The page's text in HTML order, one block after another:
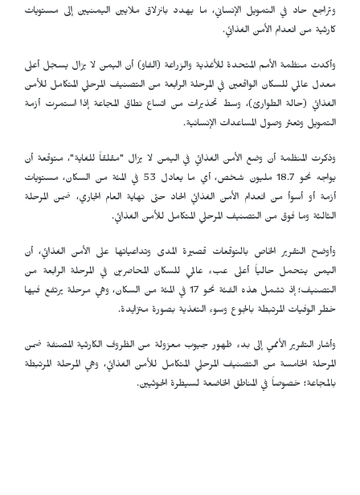
وتراجع حاد في التمويل الإنساني، ما يهدد بانزلاق ملايين اليمنيين إلى مستويات
كارثية من انعدام الأمن الغذائي.
وأكدت منظمة الأمم المتحدة للأغذية والزراعة (الفاو) أن اليمن لا يزال يسجل أعلى
معدل عالمي للسكان الواقعين في المرحلة الرابعة من التصنيف المرحلي المتكامل للأمن
الغذائي (حالة الطوارئ)، وسط تحذيرات من اتساع نطاق المجاعة إذا استمرت أزمة
التمويل وتعثر وصول المساعدات الإنسانية.
وذكرت المنظمة أن وضع الأمن الغذائي في اليمن لا يزال "مقلقاً للغاية"، متوقعة أن
يواجه نحو 18.7 مليون شخص، أي ما يعادل 53 في المئة من السكان، مستويات
أزمة أو أسوأ من انعدام الأمن الغذائي الحاد حتى نهاية العام الجاري، ضمن المرحلة
الثالثة وما فوق من التصنيف المرحلي المتكامل للأمن الغذائي.
وأوضح التقرير الخاص بالتوقعات قصيرة المدى وتداعياتها على الأمن الغذائي، أن
اليمن يتحمل حالياً أعلى عبء عالمي للسكان المحاصرين في المرحلة الرابعة من
التصنيف؛ إذ تشمل هذه الفئة نحو 17 في المئة من السكان، وهي مرحلة يرتفع فيها
خطر الوفيات المرتبطة بالجوع وسوء التغذية بصورة متزايدة.
وأشار التقرير الأممي إلى بدء ظهور جيوب معزولة من الظروف الكارثية المصنفة ضمن
المرحلة الخامسة من التصنيف المرحلي المتكامل للأمن الغذائي، وهي المرحلة المرتبطة
بالمجاعة؛ خصوصاً في المناطق الخاضعة لسيطرة الحوثيين.